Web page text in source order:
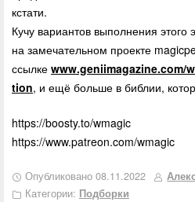
кстати.
Кучу вариантов выполнения
на замечательном проекте
ссылке www.geniimagazine.com/
tion, и ещё больше в библии,
https://boosty.to/wmagic
https://www.patreon.com/wmagic
Опубликовано 08.11.2022
Категории: Подборки